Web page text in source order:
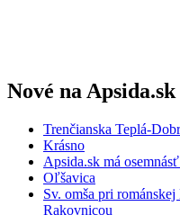
Nové na Apsida.sk
Trenčianska Teplá-
Krásno
Apsida.sk má
Oľšavica
Sv. omša pri
Rakovnicou